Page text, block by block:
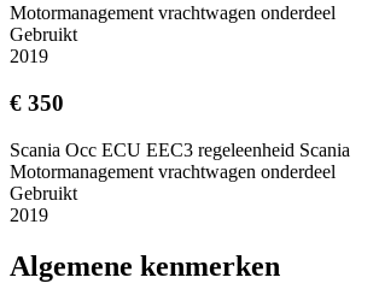
Motormanagement vrachtwagen onderdeel
Gebruikt
2019
€ 350
Scania Occ ECU EEC3 regeleenheid Scania
Motormanagement vrachtwagen onderdeel
Gebruikt
2019
Algemene kenmerken